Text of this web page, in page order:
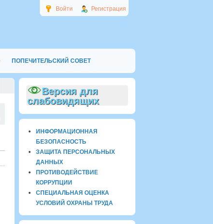
Войти Регистрация
ПОПЕЧИТЕЛЬСКИЙ СОВЕТ
Версия для
слабовидящих
ИНФОРМАЦИОННАЯ
БЕЗОПАСНОСТЬ
ЗАЩИТА ПЕРСОНАЛЬНЫХ
ДАННЫХ
ПРОТИВОДЕЙСТВИЕ
КОРРУПЦИИ
СПЕЦИАЛЬНАЯ ОЦЕНКА
УСЛОВИЙ ОХРАНЫ ТРУДА